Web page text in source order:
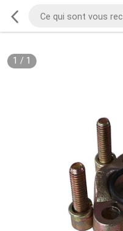
1 / 1